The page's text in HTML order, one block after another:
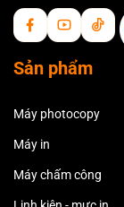
Sản phẩm
Máy photocopy
Máy in
Máy chấm công